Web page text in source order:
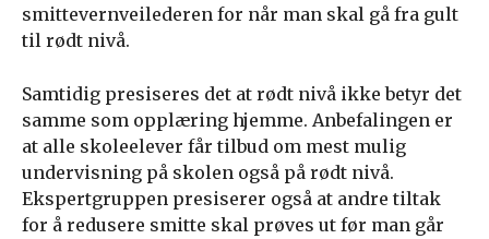
smittevernveilederen for når man skal gå fra gult
til rødt nivå.
Samtidig presiseres det at rødt nivå ikke betyr det
samme som opplæring hjemme. Anbefalingen er
at alle skoleelever får tilbud om mest mulig
undervisning på skolen også på rødt nivå.
Ekspertgruppen presiserer også at andre tiltak
for å redusere smitte skal prøves ut før man går